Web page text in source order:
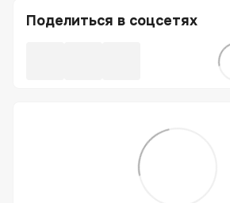
Поделиться в соцсетях